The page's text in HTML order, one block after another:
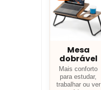
Mesa
dobrável
Mais conforto
para estudar,
trabalhar ou ver